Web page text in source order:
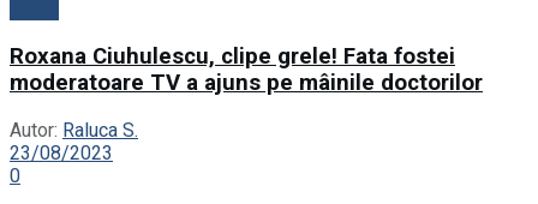
Roxana Ciuhulescu, clipe grele! Fata fostei
moderatoare TV a ajuns pe mâinile doctorilor
Autor: Raluca S.
23/08/2023
0